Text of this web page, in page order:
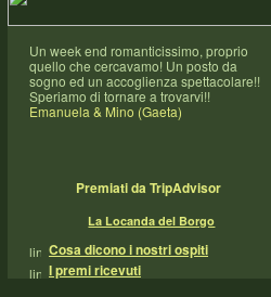
Un week end romanticissimo, proprio
quello che cercavamo! Un posto da
sogno ed un accoglienza spettacolare!!
Speriamo di tornare a trovarvi!!
Emanuela & Mino (Gaeta)
Premiati da TripAdvisor
La Locanda del Borgo
Cosa dicono i nostri ospiti
I premi ricevuti